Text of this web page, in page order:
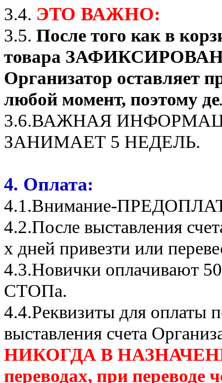
3.4. ЭТО ВАЖНО:
3.5. После того как в
товара ЗАФИКСИРОВАНО
Организатор оставляет
любой момент, поэтому
3.6.ВАЖНАЯ
ЗАНИМАЕТ 5 НЕДЕЛЬ.
4. Оплата:
4.1.Внимание-
4.2.После выставления
х дней привезти или
4.3.Новички оплачивают
СТОПа.
4.4.Реквизиты для оплаты
выставления счета
НИКОГДА В
переводах, при переводе